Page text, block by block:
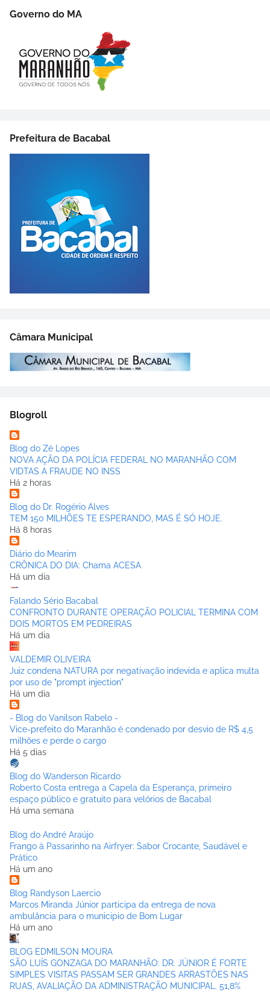
Governo do MA
Prefeitura de Bacabal
Câmara Municipal
Blogroll
Blog do Zé Lopes
NOVA AÇÃO DA POLÍCIA FEDERAL NO MARANHÃO COM
VIDTAS A FRAUDE NO INSS
Há 2 horas
Blog do Dr. Rogério Alves
TEM 150 MILHÕES TE ESPERANDO, MAS É SÓ HOJE.
Há 8 horas
Diário do Mearim
CRÔNICA DO DIA: Chama ACESA
Há um dia
Falando Sério Bacabal
CONFRONTO DURANTE OPERAÇÃO POLICIAL TERMINA COM
DOIS MORTOS EM PEDREIRAS
Há um dia
VALDEMIR OLIVEIRA
Juiz condena NATURA por negativação indevida e aplica multa
por uso de "prompt injection"
Há um dia
- Blog do Vanilson Rabelo -
Vice-prefeito do Maranhão é condenado por desvio de R$ 4,5
milhões e perde o cargo
Há 5 dias
Blog do Wanderson Ricardo
Roberto Costa entrega a Capela da Esperança, primeiro
espaço público e gratuito para velórios de Bacabal
Há uma semana
Blog do André Araújo
Frango à Passarinho na Airfryer: Sabor Crocante, Saudável e
Prático
Há um ano
Blog Randyson Laercio
Marcos Miranda Júnior participa da entrega de nova
ambulância para o municipio de Bom Lugar
Há um ano
BLOG EDMILSON MOURA
SÃO LUÍS GONZAGA DO MARANHÃO: DR. JÚNIOR É FORTE
SIMPLES VISITAS PASSAM SER GRANDES ARRASTÕES NAS
RUAS, AVALIAÇÃO DA ADMINISTRAÇÃO MUNICIPAL. 51,8%